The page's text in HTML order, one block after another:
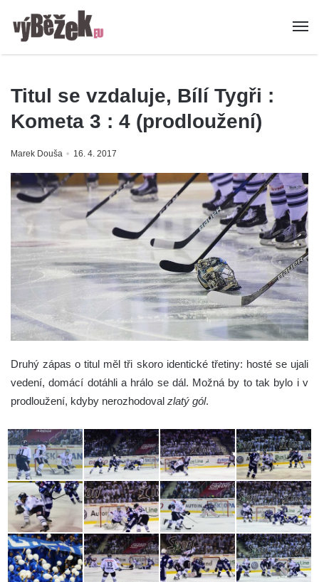
Titul se vzdaluje, Bílí Tygři :
Kometa 3 : 4 (prodloužení)
Marek Douša 16. 4. 2017
Druhý zápas o titul měl tři skoro identické třetiny: hosté se ujali
vedení, domácí dotáhli a hrálo se dál. Možná by to tak bylo i v
prodloužení, kdyby nerozhodoval zlatý gól.